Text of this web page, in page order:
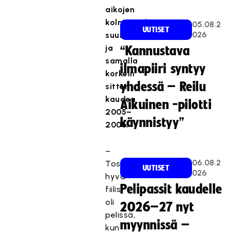
aikojen
kolmanneksi
suurin
ja
samalla
korkein
sitten
kauden
2005–
2006.
–
Tosi
hyvä
fiilis
oli
pelissä,
kun
UUTISET
05.08.2
026
“Kannustava
ilmapiiri syntyy
yhdessä – Reilu
Aikuinen -pilotti
käynnistyy”
UUTISET
06.08.2
026
Pelipassit kaudelle
2026–27 nyt
myynnissä –